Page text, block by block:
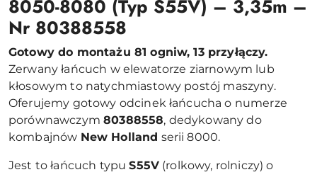
8050-8080 (Typ S55V) – 3,35m –
Nr 80388558
Gotowy do montażu 81 ogniw, 13 przyłączy.
Zerwany łańcuch w elewatorze ziarnowym lub
kłosowym to natychmiastowy postój maszyny.
Oferujemy gotowy odcinek łańcucha o numerze
porównawczym80388558, dedykowany do
kombajnów New Holland serii 8000.
Jest to łańcuch typuS55V (rolkowy, rolniczy) o